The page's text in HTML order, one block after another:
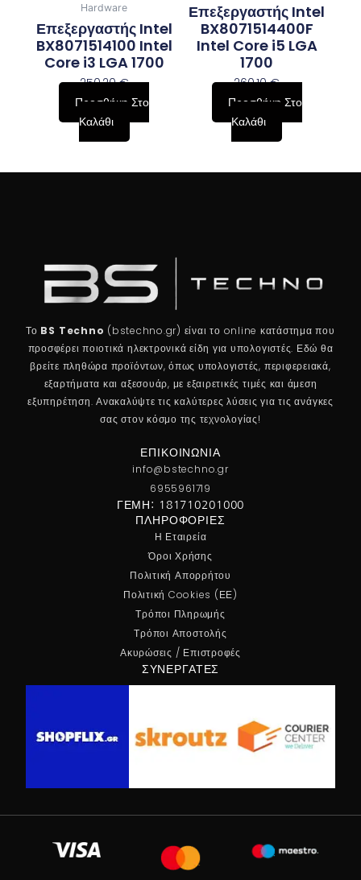
Hardware
Επεξεργαστής Intel
BX8071514100 Intel
Core i3 LGA 1700
250,20€
Προσθήκη Στο
Καλάθι
Επεξεργαστής Intel
BX8071514400F
Intel Core i5 LGA
1700
260,10€
Προσθήκη Στο
Καλάθι
Το BS Techno (bstechno.gr) είναι το online κατάστημα που
προσφέρει ποιοτικά ηλεκτρονικά είδη για υπολογιστές. Εδώ θα
βρείτε πληθώρα προϊόντων, όπως υπολογιστές, περιφερειακά,
εξαρτήματα και αξεσουάρ, με εξαιρετικές τιμές και άμεση
εξυπηρέτηση. Ανακαλύψτε τις καλύτερες λύσεις για τις ανάγκες
σας στον κόσμο της τεχνολογίας!
ΕΠΙΚΟΙΝΩΝΊΑ
info@bstechno.gr
6955961719
ΓΕΜΗ: 181710201000
ΠΛΗΡΟΦΟΡΊΕΣ
Η Εταιρεία
Όροι Χρήσης
Πολιτική Απορρήτου
Πολιτική Cookies (ΕΕ)
Τρόποι Πληρωμής
Τρόποι Αποστολής
Ακυρώσεις / Επιστροφές
ΣΥΝΕΡΓΆΤΕΣ